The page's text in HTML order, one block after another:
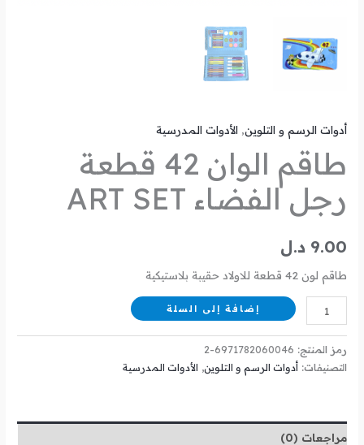
أدوات الرسم و التلوين,الأدوات المدرسية
طاقم الوان 42 قطعة
رجل الفضاء ART SET
9.00 د.ل
طاقم لون 42 قطعة للاولاد حقيبة بلاستيكية
إضافة إلى السلة
رمز المنتج: 6971782060046-2
التصنيفات: أدوات الرسم و التلوين, الأدوات المدرسية
مراجعات (0)